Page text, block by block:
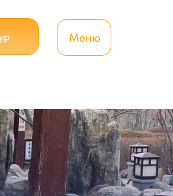
Меню